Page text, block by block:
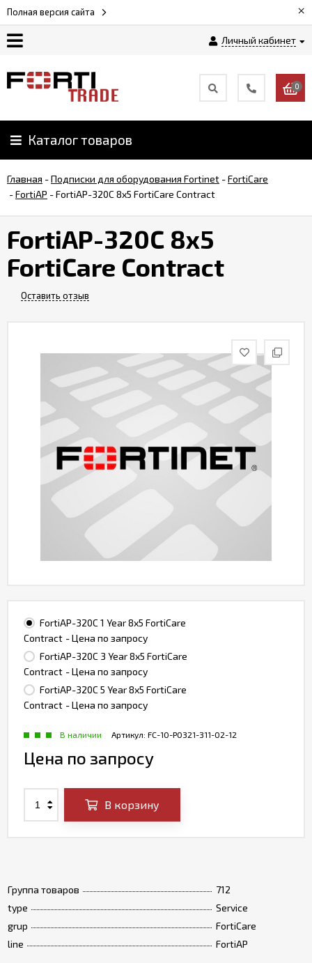
Полная версия сайта ×
Личный кабинет
Как
Доставка
и
оплата
0
Каталог товаров
Главная -Подписки для оборудования Fortinet -FortiCare
-FortiAP -FortiAP-320C 8x5 FortiCare Contract
FortiAP-320C 8x5
FortiCare Contract
Оставить отзыв
Группа товаров
712
type
Service
grup
FortiCare
line
FortiAP
FortiAP-320C 1 Year 8x5 FortiCare
Contract - Цена по запросу
FortiAP-320C 3 Year 8x5 FortiCare
Contract - Цена по запросу
FortiAP-320C 5 Year 8x5 FortiCare
Contract - Цена по запросу
Артикул: FC-10-P0321-311-02-12
В наличии
Цена по запросу
В корзину